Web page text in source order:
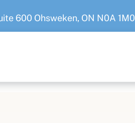
600 Ohsweken, ON N0A 1M0